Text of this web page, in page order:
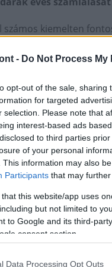
- Do Not Process
opt-out of the sale,
for targeted
selection. Please note that
interest-based ads
to third parties
of your personal
This information may also
Participants that may
that this website/app uses
but not limited to
to Google and its third-
consent section.
Data Processing Opt Outs
kiemelten
a nem vonuló hazai
tölti a telet a parlagi
is. Ritkaságnak
részben már
történő, ún.
legjelentősebb
tizenkét további
országok szakemberei
PannonEagle LIFE
is sasokat
„sastérképe”.
Országos Sasszinkron